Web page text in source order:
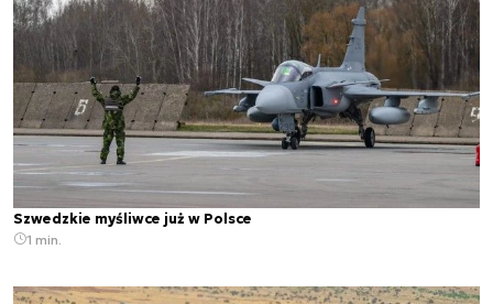
Szwedzkie myśliwce już w Polsce
1 min.